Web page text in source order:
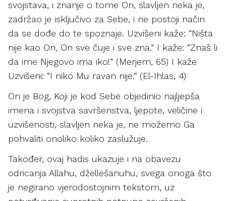
svojstava, i znanje o tome On, slavljen neka je,
zadržao je isključivo za Sebe, i ne postoji način
da se dođe do te spoznaje. Uzvišeni kaže: “Ništa
nije kao On, On sve čuje i sve zna.” I kaže: “Znaš li
da ime Njegovo ima iko!” (Merjem, 65) I kaže
Uzvišeni: “I niko Mu ravan nije.” (El-Ihlas, 4)
On je Bog, Koji je kod Sebe objedinio najljepša
imena i svojstva savršenstva, ljepote, veličine i
uzvišenosti, slavljen neka je, ne možemo Ga
pohvaliti onoliko koliko zaslužuje.
Također, ovaj hadis ukazuje i na obavezu
odricanja Allahu, džellešanuhu, svega onoga što
je negirano vjerodostojnim tekstom, uz